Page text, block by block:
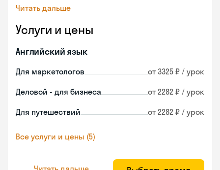
Читать дальше
Услуги и цены
Английский язык
Для маркетологов от 3325 ₽ / урок
Деловой - для бизнеса от 2282 ₽ / урок
Для путешествий от 2282 ₽ / урок
Все услуги и цены (5)